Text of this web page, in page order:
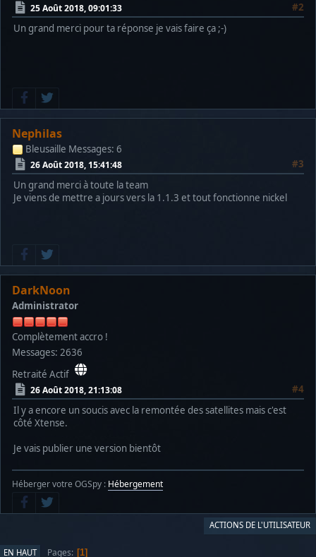
25 Août 2018, 09:01:33
#2
Un grand merci pour ta réponse je vais faire ça ;-)
Nephilas
Bleusaille Messages: 6
26 Août 2018, 15:41:48
#3
Un grand merci à toute la team
Je viens de mettre a jours vers la 1.1.3 et tout fonctionne nickel
DarkNoon
Administrator
Complètement accro !
Messages: 2636
Retraité Actif
26 Août 2018, 21:13:08
#4
Il y a encore un soucis avec la remontée des satellites mais c'est
côté Xtense.
Je vais publier une version bientôt
Héberger votre OGSpy : Hébergement
ACTIONS DE L'UTILISATEUR
EN HAUT Pages 1